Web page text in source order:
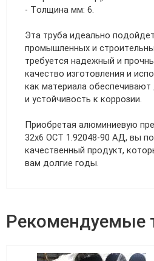
- Толщина мм: 6.
Эта труба идеально
промышленных и
требуется надежный и
качество изготовления и
как материала
и устойчивость к коррозии.
Приобретая алюминиевую
32х6 ОСТ 1.92048-90 АД, вы
качественный продукт,
вам долгие годы.
Рекомендуемые